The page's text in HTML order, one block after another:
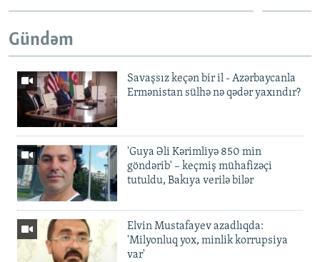
Gündəm
Savaşsız keçən bir il - Azərbaycanla
Ermənistan sülhə nə qədər yaxındır?
'Guya Əli Kərimliyə 850 min
göndərib' – keçmiş mühafizəçi
tutuldu, Bakıya verilə bilər
Elvin Mustafayev azadlıqda:
'Milyonluq yox, minlik korrupsiya
var'